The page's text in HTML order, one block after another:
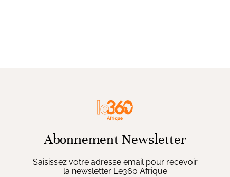
Abonnement Newsletter
Saisissez votre adresse email pour recevoir
la newsletter Le360 Afrique